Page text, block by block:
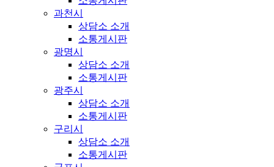
과천시
상담소 소개
소통게시판
광명시
상담소 소개
소통게시판
광주시
상담소 소개
소통게시판
구리시
상담소 소개
소통게시판